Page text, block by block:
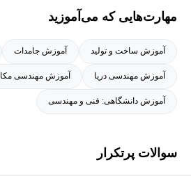
مهارت‌هایی که می‌آموزید
آموزش ساخت و تولید آموزش جامدات
آموزش مهندسی دریا آموزش مهندسی
آموزش دانشگاهی: فنی و مهندسی
سوالات پرتکرار